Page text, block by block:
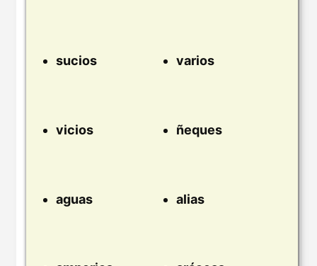
sucios varios
vicios ñeques
aguas alias